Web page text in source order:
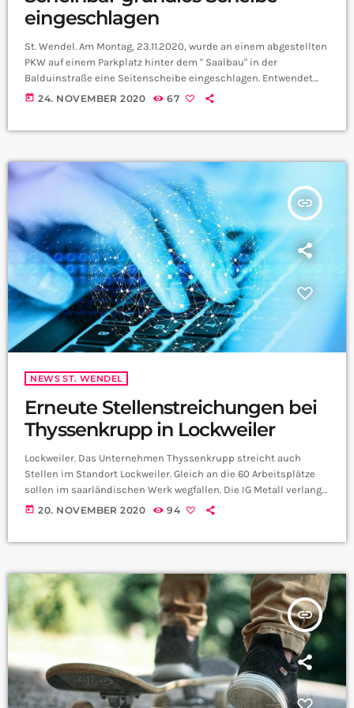
eingeschlagen
St. Wendel. Am Montag, 23.11.2020, wurde an einem abgestellten
PKW auf einem Parkplatz hinter dem " Saalbau" in der
Balduinstraße eine Seitenscheibe eingeschlagen. Entwendet
wurde hierbei nichts. Bei dem o.g. PKW handelt es sich um
Polizei […]
today 24. NOVEMBER 2020 67
insert_link
NEWS ST. WENDEL
Erneute Stellenstreichungen bei
Thyssenkrupp in Lockweiler
Lockweiler. Das Unternehmen Thyssenkrupp streicht auch
Stellen im Standort Lockweiler. Gleich an die 60 Arbeitsplätze
sollen im saarländischen Werk wegfallen. Die IG Metall verlangt
nun einen Zukunftsplan. Laut einem Sprecher des
Übernahmeangebote auf andere Stellen bei Thyssenkrupp, die
soziale Absicherung über eine Transfergesellschaft und
spezielle Möglichkeiten zur Unterstützung älterer Mitarbeiter.
Kommendes Jahr […]
today 20. NOVEMBER 2020 94
insert_link